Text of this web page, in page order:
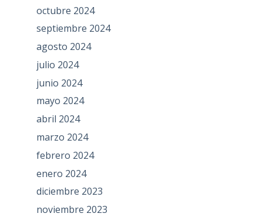
octubre 2024
septiembre 2024
agosto 2024
julio 2024
junio 2024
mayo 2024
abril 2024
marzo 2024
febrero 2024
enero 2024
diciembre 2023
noviembre 2023